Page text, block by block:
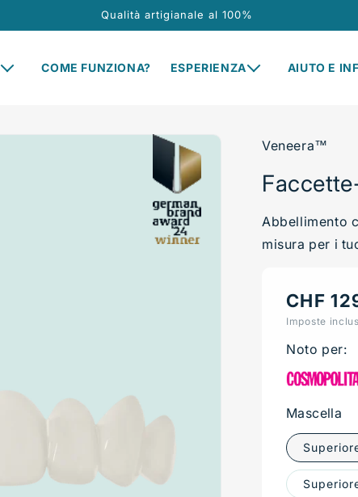
Qualità artigianale al 100%
COME FUNZIONA? ESPERIENZA AIUTO E
Veneera™
Abbellimento
misura per i
Prezzo
di
listino
CHF
Imposte
Noto per:
Mascella